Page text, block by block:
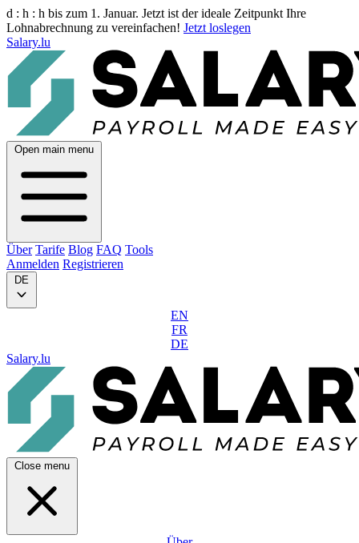
d : h : h bis zum 1. Januar. Jetzt ist der ideale Zeitpunkt Ihre
Lohnabrechnung zu vereinfachen! Jetzt loslegen
Salary.lu
Open main menu
Über Tarife Blog FAQ Tools
Anmelden Registrieren
DE
EN
FR
DE
Salary.lu
Close menu